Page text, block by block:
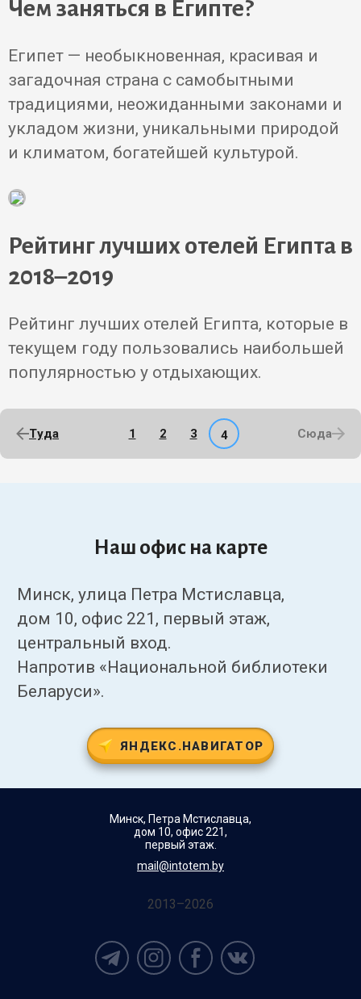
Чем заняться в Египте?
Египет — необыкновенная, красивая и
загадочная страна с самобытными
традициями, неожиданными законами и
укладом жизни, уникальными природой
и климатом, богатейшей культурой.
Рейтинг лучших отелей Египта в
2018–2019
Рейтинг лучших отелей Египта, которые в
текущем году пользовались наибольшей
популярностью у отдыхающих.
Tуда 1 2 3 4 Сюда
Наш офис на карте
Минск, улица Петра Мстиславца,
дом 10, офис 221, первый этаж,
центральный вход.
Напротив «Национальной библиотеки
Беларуси».
ЯНДЕКС.НАВИГАТОР
Минск, Петра Мстиславца,
дом 10, офис 221,
первый этаж.
mail@intotem.by
2013–2026